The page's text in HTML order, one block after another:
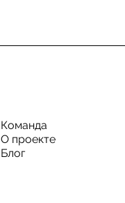
Команда
О проекте
Блог